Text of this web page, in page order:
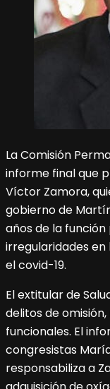
La Comisión
informe final que
Víctor Zamora,
gobierno de
años de la
irregularidades
el covid-19.
El extitular de
delitos de
funcionales. El
congresistas
responsabiliza a